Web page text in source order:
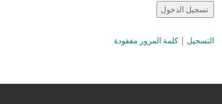
التسجيل | كلمة المرور مفقودة